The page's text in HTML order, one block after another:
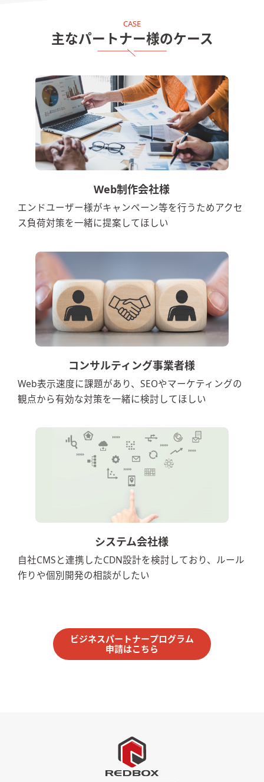
主なパートナー様のケース
Web制作会社様
エンドユーザー様がキャンペーン等を行うためアクセ
ス負荷対策を一緒に提案してほしい
コンサルティング事業者様
Web表示速度に課題があり、SEOやマーケティングの
観点から有効な対策を一緒に検討してほしい
システム会社様
自社CMSと連携したCDN設計を検討しており、ルール
作りや個別開発の相談がしたい
ビジネスパートナープログラム
申請はこちら